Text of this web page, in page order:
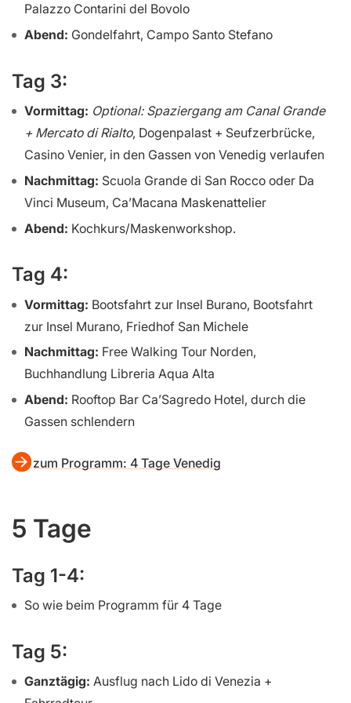
Palazzo Contarini del Bovolo
Abend: Gondelfahrt, Campo Santo Stefano
Tag 3:
Vormittag: Optional: Spaziergang am Canal Grande
+ Mercato di Rialto, Dogenpalast + Seufzerbrücke,
Casino Venier, in den Gassen von Venedig verlaufen
Nachmittag: Scuola Grande di San Rocco oder Da
Vinci Museum, Ca’Macana Maskenattelier
Abend: Kochkurs/Maskenworkshop.
Tag 4:
Vormittag: Bootsfahrt zur Insel Burano, Bootsfahrt
zur Insel Murano, Friedhof San Michele
Nachmittag: Free Walking Tour Norden,
Buchhandlung Libreria Aqua Alta
Abend: Rooftop Bar Ca’Sagredo Hotel, durch die
Gassen schlendern
zum Programm: 4 Tage Venedig
5 Tage
Tag 1-4:
So wie beim Programm für 4 Tage
Tag 5:
Ganztägig: Ausflug nach Lido di Venezia +